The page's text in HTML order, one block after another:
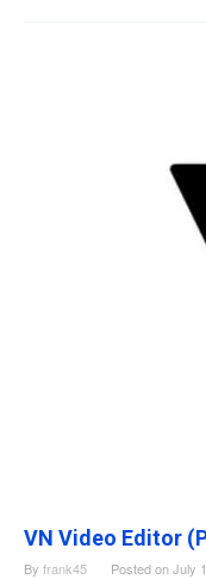
VN Video Editor
By frank45 Posted onJuly